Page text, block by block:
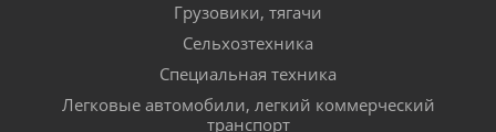
Грузовики, тягачи
Сельхозтехника
Специальная техника
Легковые автомобили, легкий коммерческий
транспорт